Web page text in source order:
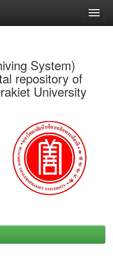
System)
repository of
University